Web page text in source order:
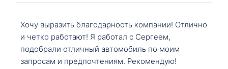
Хочу выразить благодарность компании! Отлично
и четко работают! Я работал с Сергеем,
подобрали отличный автомобиль по моим
запросам и предпочтениям. Рекомендую!